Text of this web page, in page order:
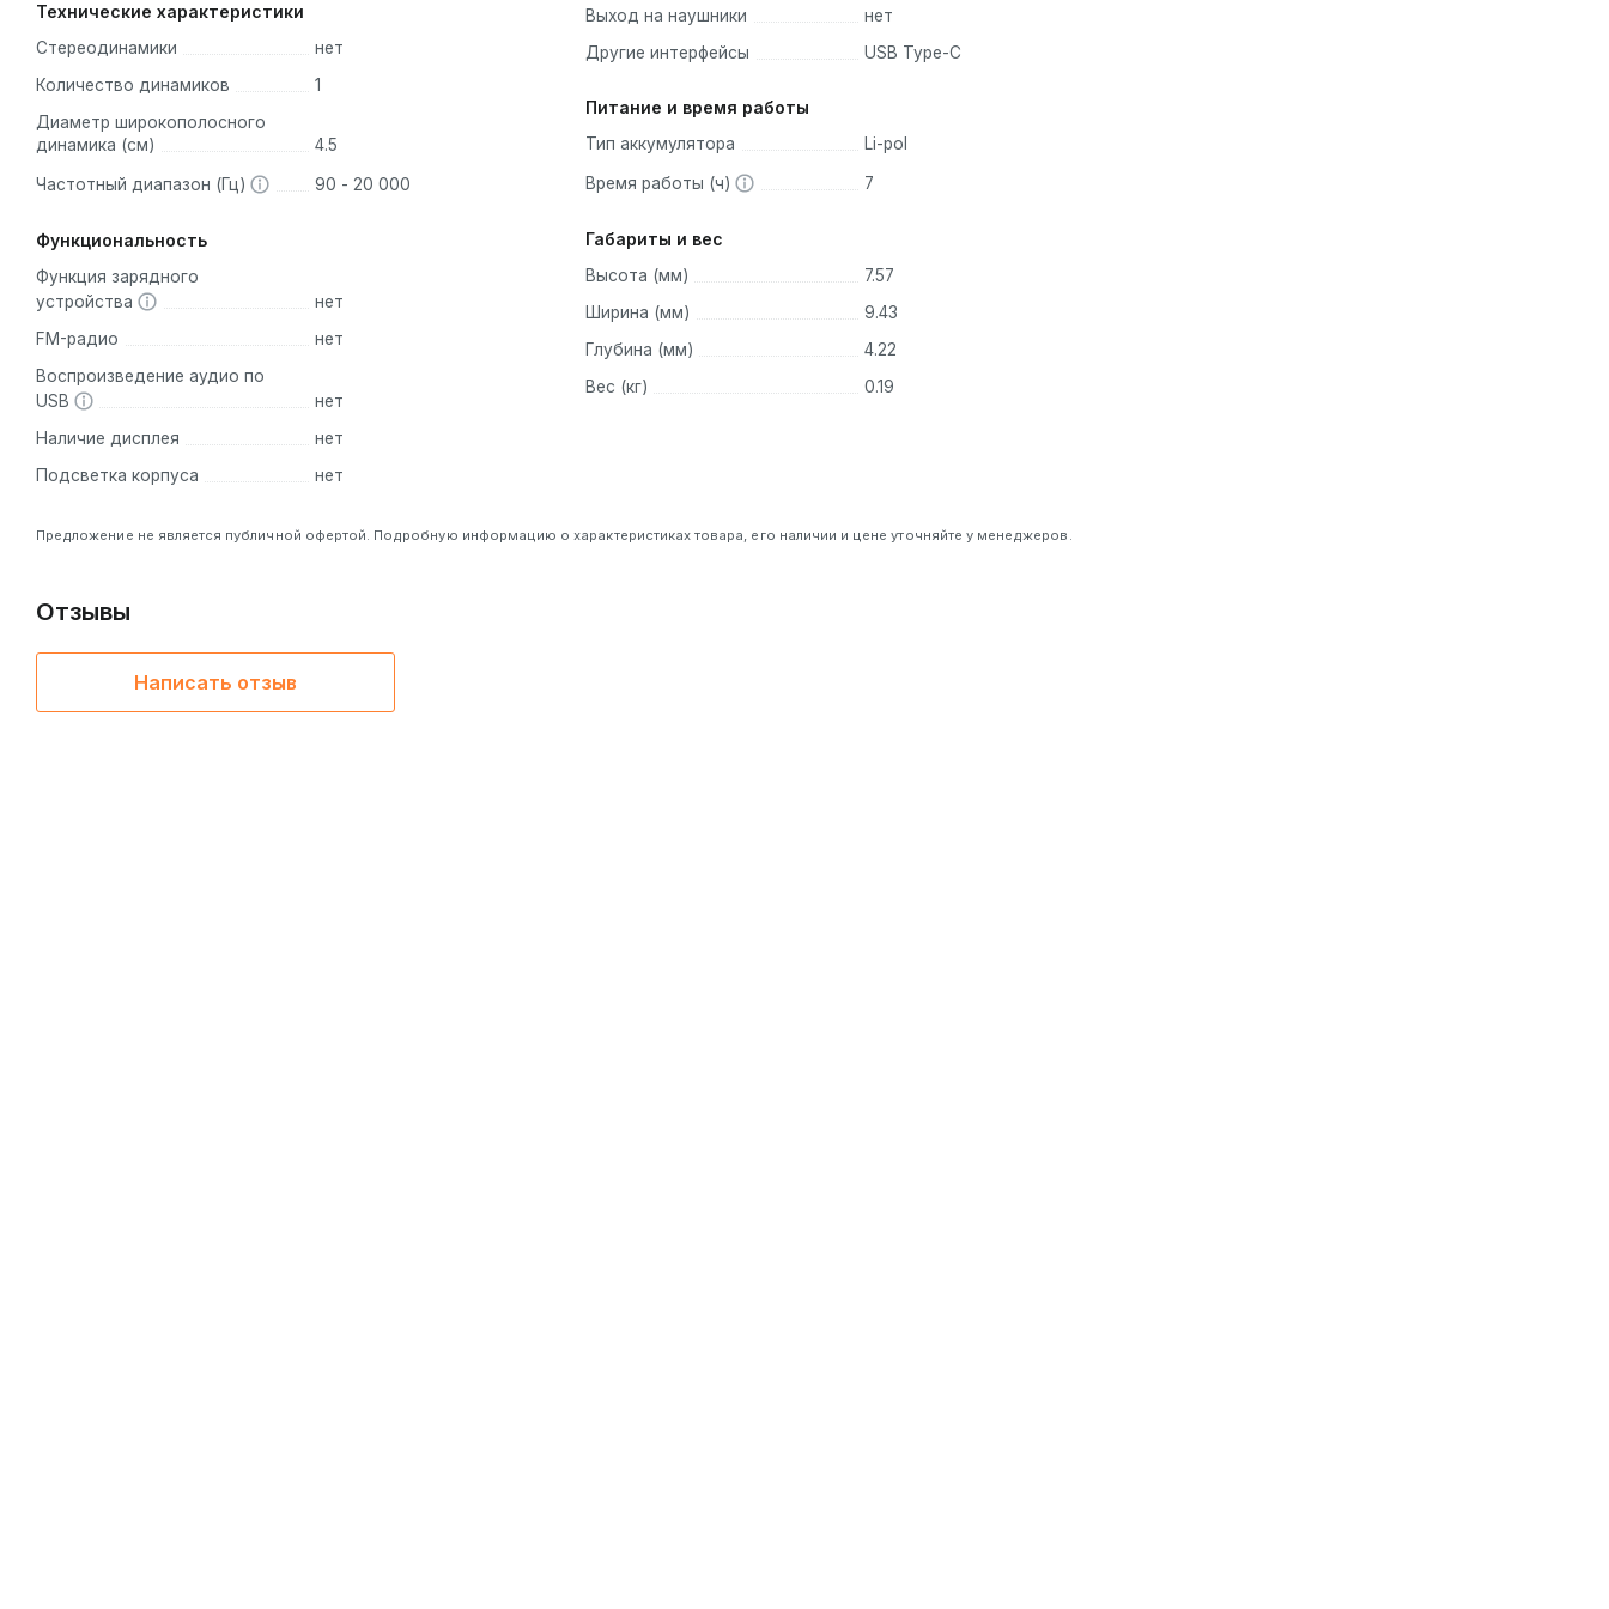
Аналоги
На рынке представлено несколько аналогичных моделей портативных колонок, которые могут заинтересовать
пользователей:
Anker Soundcore Mini 3: Эта компактная колонка предлагает хорошее качество звука и длительное время работы от
батареи при более низкой цене.
Sony SRS-XB12:Предлагает мощный звук с акцентом на басы и имеет защиту от воды, что делает ее отличным выбором
Портативная колонка JBL Go 4 — это отличный выбор для тех, кто ищет сочетание качества звука, мобильности и
стиля. Ее компактные размеры и мощные характеристики делают ее идеальным аксессуаром для любого повода.
Технические характеристики
Стереодинамики
нет
Количество динамиков
1
Диаметр широкополосного
динамика (см)
4.5
Частотный диапазон (Гц) 90 - 20 000
Функциональность
Функция зарядного
устройства
нет
FM-радио
нет
Воспроизведение аудио по
USB
нет
Наличие дисплея
нет
Подсветка корпуса
нет
Выход на наушники
нет
Другие интерфейсы
USB Type-C
Питание и время работы
Тип аккумулятора Li-pol
Время работы (ч) 7
Габариты и вес
Высота (мм)
7.57
Ширина (мм)
9.43
Глубина (мм)
4.22
Вес (кг)
0.19
Предложение не является публичной офертой. Подробную информацию о характеристиках товара, его наличии и цене уточняйте у менеджеров.
Отзывы
Написать отзыв